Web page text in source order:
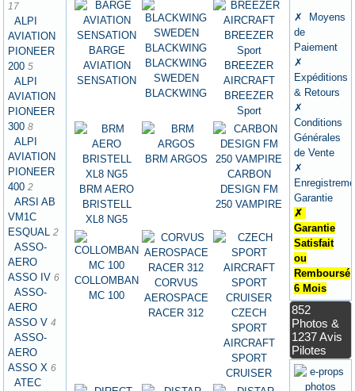
17
ALPI
AVIATION
PIONEER
200 5
ALPI
AVIATION
PIONEER
300 8
ALPI
AVIATION
PIONEER
400 2
ARSI AB
VM1C
ESQUAL 2
ASSO-
AERO
ASSO IV6
ASSO-
AERO
ASSO V4
ASSO-
AERO
ASSO X 6
ATEC
BARGE
AVIATION
SENSATION
BLACKWING
SWEDEN
BLACKWING
BREEZER
AIRCRAFT
BREEZER
Sport
BRM AERO
BRISTELL
XL8 NG5
BRM ARGOS
CARBON
DESIGN FM
250 VAMPIRE
COLLOMBAN
MC 100
CORVUS
AEROSPACE
RACER 312
CZECH
SPORT
AIRCRAFT
SPORT
CRUISER
✗ Moyens
de
Paiement
✗
Expéditions
& Retours
✗
Conditions
Générales
de Vente
✗
Garantie
✗
Garantie
Satisfait
ou
Remboursé
6 Mois
852
Photos &
1237 Avis
Pilotes